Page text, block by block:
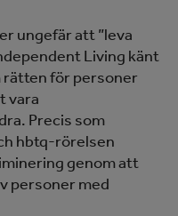
ungefär att ”leva
Living känt
rätten för personer
vara
Precis som
hbtq-rörelsen
genom att
personer med